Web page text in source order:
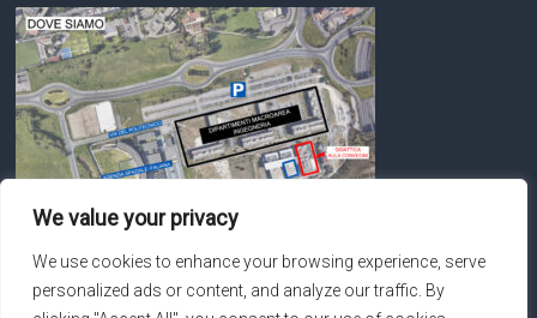
We value your privacy
We use cookies to enhance your browsing experience, serve
personalized ads or content, and analyze our traffic. By